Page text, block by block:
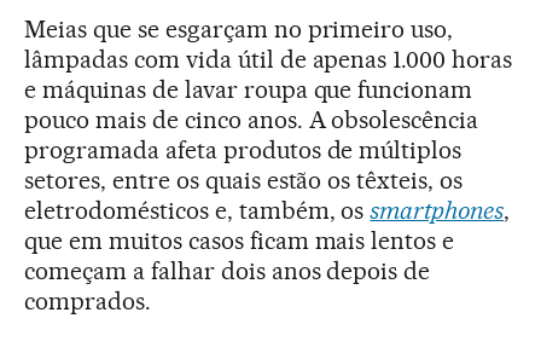
Meias que se esgarçam no primeiro uso,
lâmpadas com vida útil de apenas 1.000 horas
e máquinas de lavar roupa que funcionam
pouco mais de cinco anos. A obsolescência
programada afeta produtos de múltiplos
setores, entre os quais estão os têxteis, os
eletrodomésticos e, também, ossmartphones,
que em muitos casos ficam mais lentos e
começam a falhar dois anos depois de
comprados.